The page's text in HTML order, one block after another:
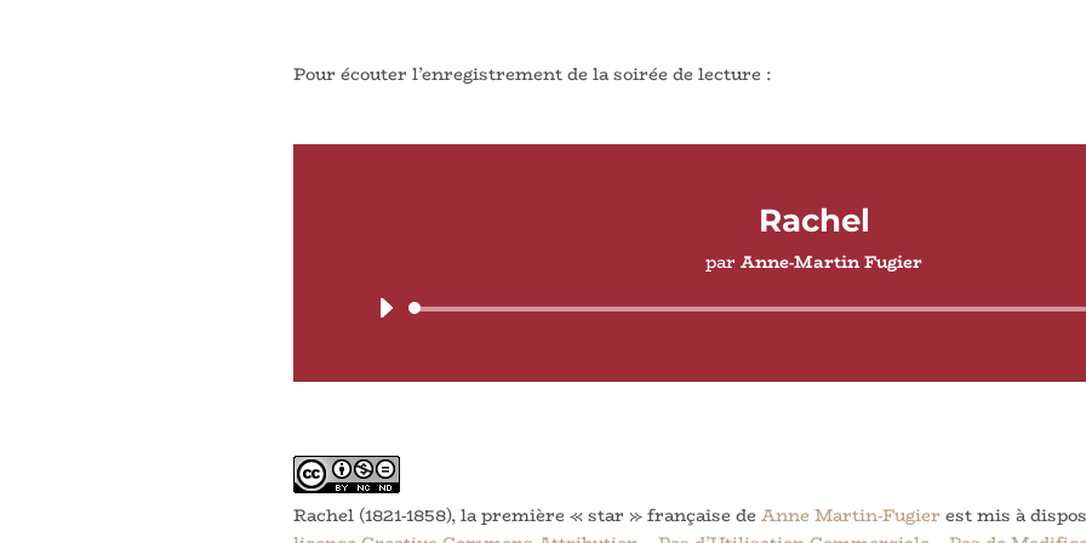
Pour écouter l’enregistrement de la soirée de lecture :
Rachel
parAnne-Martin Fugier
Lecteur
Rachel (1821-1858), la première « star » française de Anne Martin-Fugier est mis à